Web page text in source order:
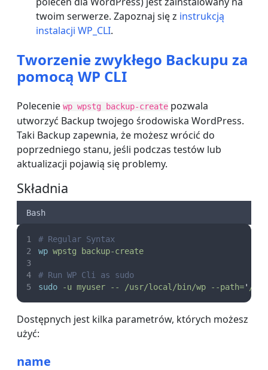
twoim serwerze. Zapoznaj się z instrukcją
instalacji WP_CLI.
Tworzenie zwykłego Backupu za
pomocą WP CLI
Polecenie wp wpstg backup-create pozwala
utworzyć Backup twojego środowiska WordPress.
Taki Backup zapewnia, że możesz wrócić do
poprzedniego stanu, jeśli podczas testów lub
aktualizacji pojawią się problemy.
Składnia
Bash
# Regular Syntax
wp wpstg backup-create
# Run WP Cli as sudo
sudo
-u myuser -- /usr/local/bin/wp --path=' /
Dostępnych jest kilka parametrów, których możesz
użyć:
name